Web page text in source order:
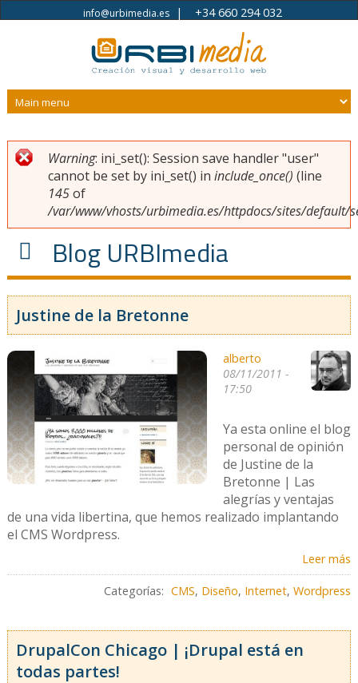
Pasar al contenido principal
info@urbimedia.es| +34 660 294 032
Usted está aquí
Mensaje de error
Warning: ini_set(): Session save handler "user"
cannot be set by ini_set() in include_once() (line
145of
/var/www/vhosts/urbimedia.es/httpdocs/sites/default/
Blog URBImedia
Justine de la Bretonne
alberto
08/11/2011 -
17:50
Ya esta online el blog
personal de opinión
de Justine de la
Bretonne | Las
alegrías y ventajas
de una vida libertina, que hemos realizado implantando
el CMS Wordpress.
Leer más
Categorías: CMS, Diseño, Internet,Wordpress
DrupalCon Chicago | ¡Drupal está en
todas partes!